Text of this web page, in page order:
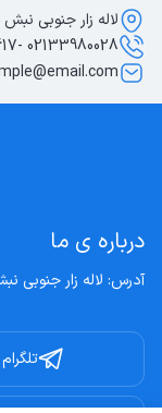
درباره ی ما
آدرس: لاله زار جنوبی
تلگرام
لاله زار جنوبی نبش
02133980028 -09301000617